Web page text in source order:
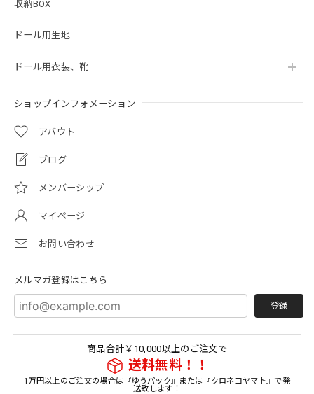
収納BOX
ドール用生地
ドール用衣装、靴
ショップインフォメーション
アバウト
ブログ
メンバーシップ
マイページ
お問い合わせ
メルマガ登録はこちら
登録
商品合計￥10,000以上のご注文で
送料無料！！
1万円以上のご注文の場合は『ゆうパック』または『クロネコヤマト』で発
送致します！